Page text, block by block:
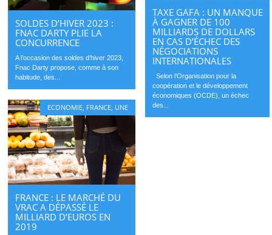
SOLDES D’HIVER 2023 :
FNAC DARTY PLIE LA
CONCURRENCE
A l’occasion des soldes d’hiver 2023,
Fnac Darty propose, comme à son
habitude, des...
TAXE GAFA : UN MANQUE
À GAGNER DE 100
MILLIARDS DE DOLLARS
EN CAS D’ÉCHEC DES
NÉGOCIATIONS
INTERNATIONALES
Selon l’Organisation pour la
coopération et le développement
économiques (OCDE), un échec
des...
ECONOMIE, FRANCE, UNE
FRANCE : LE MARCHÉ DU
VRAC A DÉPASSÉ LE
MILLIARD D’EUROS EN
2019